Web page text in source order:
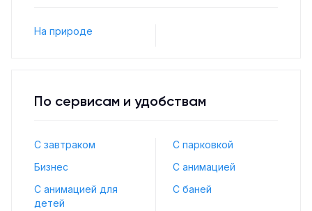
На природе
По сервисам и удобствам
С завтраком
С парковкой
Бизнес
С анимацией
С анимацией для
детей
С баней